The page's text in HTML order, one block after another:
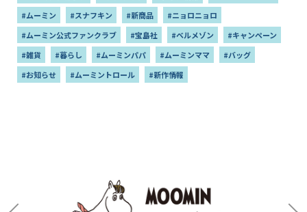
#ムーミン
#スナフキン #新商品
#ニョロニョロ
#ムーミン公式ファンクラブ
#宝島社 #ベルメゾン
#キャンペーン
#雑貨
#暮らし #ムーミンパパ #ムーミンママ
#バッグ
#お知らせ
#ムーミントロール #新作情報